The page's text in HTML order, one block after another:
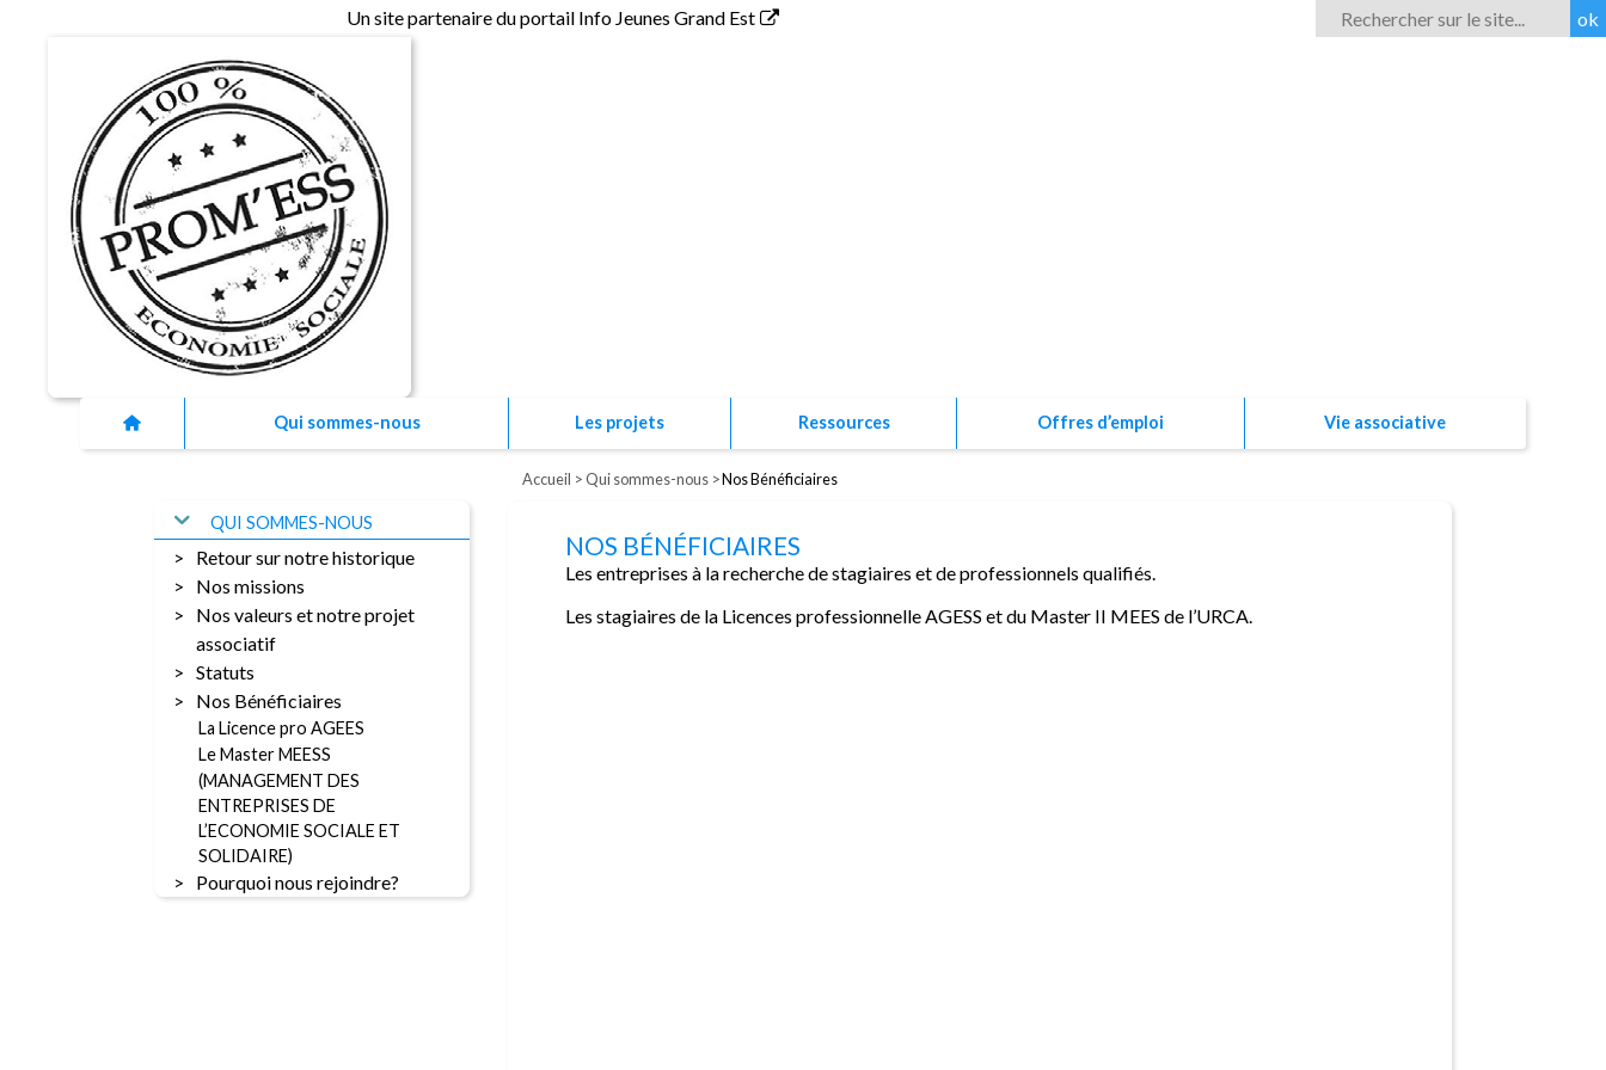
Un site partenaire du portail Info Jeunes Grand Est
Qui sommes-nous Les projets Ressources Offres d’emploi Vie associative
Accueil Qui sommes-nous Nos Bénéficiaires
NOS BÉNÉFICIAIRES
Les entreprises à la recherche de stagiaires et de professionnels qualifiés.
Les stagiaires de la Licences professionnelle AGESS et du Master II MEES de l’URCA.
QUI SOMMES-NOUS
Retour sur notre historique
Nos missions
Nos valeurs et notre projet
associatif
Statuts
Nos Bénéficiaires
La Licence pro AGEES
Le Master MEESS
(MANAGEMENT DES
ENTREPRISES DE
L’ECONOMIE SOCIALE ET
SOLIDAIRE)
Pourquoi nous rejoindre?